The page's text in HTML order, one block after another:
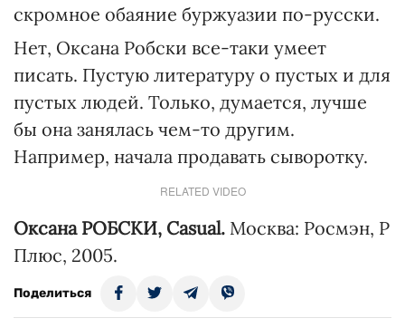
скромное обаяние буржуазии по-русски.
Нет, Оксана Робски все-таки умеет
писать. Пустую литературу о пустых и для
пустых людей. Только, думается, лучше
бы она занялась чем-то другим.
Например, начала продавать сыворотку.
RELATED VIDEO
Оксана РОБСКИ, Casual. Москва: Росмэн, Р
Плюс, 2005.
Поделиться